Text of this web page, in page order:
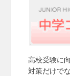
高校受験に
対策だけで